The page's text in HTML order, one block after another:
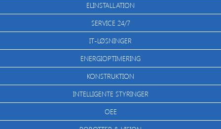
ELINSTALLATION
SERVICE 24/7
IT-LØSNINGER
ENERGIOPTIMERING
KONSTRUKTION
INTELLIGENTE STYRINGER
OEE